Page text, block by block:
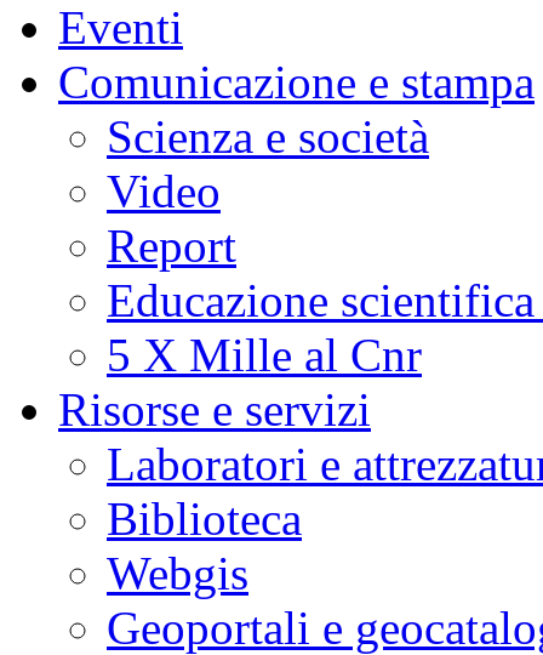
Eventi
Comunicazione e stampa
Scienza e società
Video
Report
Educazione
5 X Mille al Cnr
Risorse e servizi
Laboratori e
Biblioteca
Webgis
Geoportali e